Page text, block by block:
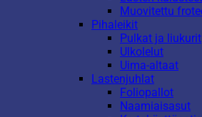
Muovitettu
Pihaleikit
Pulkat ja liukurit
Ulkolelut
Uima-altaat
Lastenjuhlat
Foliopallot
Naamiaisasut